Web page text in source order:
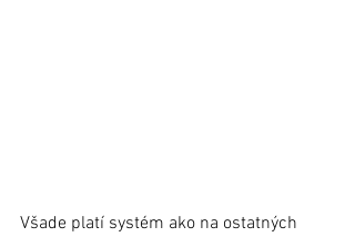
Všade platí systém ako na ostatných